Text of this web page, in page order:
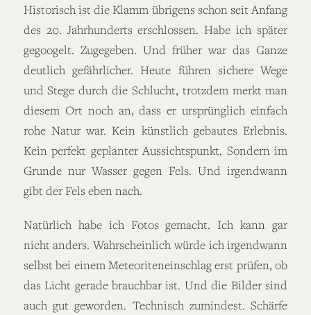
Historisch ist die Klamm übrigens schon seit Anfang
des 20. Jahrhunderts erschlossen. Habe ich später
gegoogelt. Zugegeben. Und früher war das Ganze
deutlich gefährlicher. Heute führen sichere Wege
und Stege durch die Schlucht, trotzdem merkt man
diesem Ort noch an, dass er ursprünglich einfach
rohe Natur war. Kein künstlich gebautes Erlebnis.
Kein perfekt geplanter Aussichtspunkt. Sondern im
Grunde nur Wasser gegen Fels. Und irgendwann
gibt der Fels eben nach.
Natürlich habe ich Fotos gemacht. Ich kann gar
nicht anders. Wahrscheinlich würde ich irgendwann
selbst bei einem Meteoriteneinschlag erst prüfen, ob
das Licht gerade brauchbar ist. Und die Bilder sind
auch gut geworden. Technisch zumindest. Schärfe